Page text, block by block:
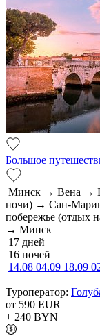
Большое
Минск → Вена →
ночи) → Сан-
побережье (отдых
→ Минск
17 дней
16 ночей
14.08 04.09 18.09
Туроператор:
от 590 EUR
+ 240 BYN